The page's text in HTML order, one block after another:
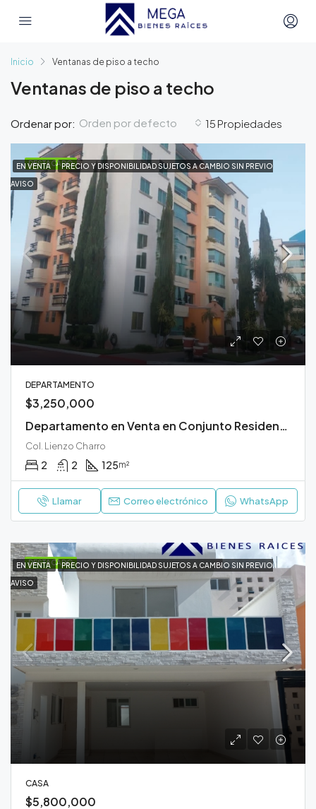
Inicio Ventanas de piso a techo
Ventanas de piso a techo
15 Propiedades
Ordenar por: Orden por defecto
DESTACADO
EN VENTA PRECIO Y DISPONIBILIDAD SUJETOS A CAMBIO SIN PREVIO
AVISO
DEPARTAMENTO
$3,250,000
Departamento en Venta en Conjunto Residencial Misiones Durango
Col. Lienzo Charro
2 2 125m²
Llamar Correo electrónico WhatsApp
DESTACADO
EN VENTA PRECIO Y DISPONIBILIDAD SUJETOS A CAMBIO SIN PREVIO
AVISO
CASA
$5,800,000